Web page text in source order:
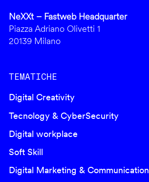
NeXXt – Fastweb Headquarter
Piazza Adriano Olivetti 1
20139 Milano
TEMATICHE
Digital Creativity
Tecnology & CyberSecurity
Digital workplace
Soft Skill
Digital Marketing & Communication